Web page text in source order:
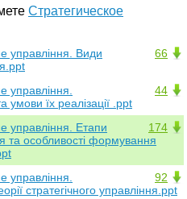
Стратегическое
66
управління. Види
44
управління.
умови їх реалізації .ppt
174
управління. Етапи
та особливості формування
92
управління.
стратегічного управління.ppt